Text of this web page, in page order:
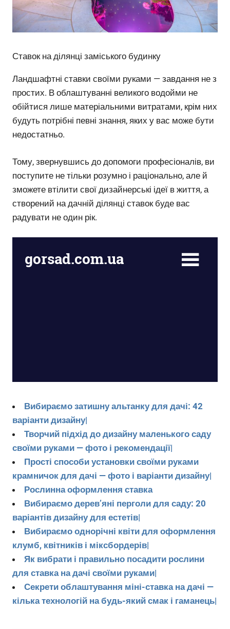
Ставок на ділянці заміського будинку
Ландшафтні ставки своїми руками — завдання не з
простих. В облаштуванні великого водойми не
обійтися лише матеріальними витратами, крім них
будуть потрібні певні знання, яких у вас може бути
недостатньо.
Тому, звернувшись до допомоги професіоналів, ви
поступите не тільки розумно і раціонально, але й
зможете втілити свої дизайнерські ідеї в життя, а
створений на дачній ділянці ставок буде вас
радувати не один рік.
Вибираємо затишну альтанку для дачі: 42
варіанти дизайну|
Творчий підхід до дизайну маленького саду
своїми руками — фото і рекомендації|
Прості способи установки своїми руками
крамничок для дачі — фото і варіанти дизайну|
Рослинна оформлення ставка
Вибираємо дерев’яні перголи для саду: 20
варіантів дизайну для естетів|
Вибираємо однорічні квіти для оформлення
клумб, квітників і міксбордерів|
Як вибрати і правильно посадити рослини
для ставка на дачі своїми руками|
Секрети облаштування міні-ставка на дачі —
кілька технологій на будь-який смак і гаманець|